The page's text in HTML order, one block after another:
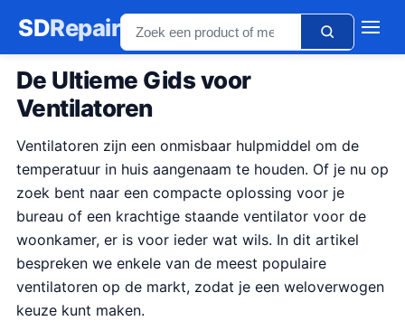
SDRepair
De Ultieme Gids voor
Ventilatoren
Ventilatoren zijn een onmisbaar hulpmiddel om de
temperatuur in huis aangenaam te houden. Of je nu op
zoek bent naar een compacte oplossing voor je
bureau of een krachtige staande ventilator voor de
woonkamer, er is voor ieder wat wils. In dit artikel
bespreken we enkele van de meest populaire
ventilatoren op de markt, zodat je een weloverwogen
keuze kunt maken.